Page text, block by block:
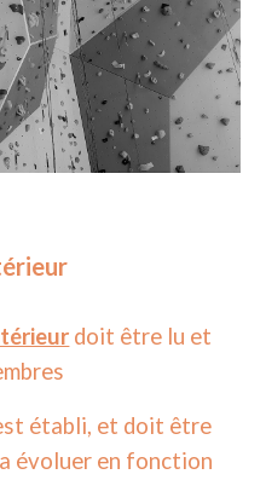
doit être lu et
établi, et doit être
évoluer en fonction